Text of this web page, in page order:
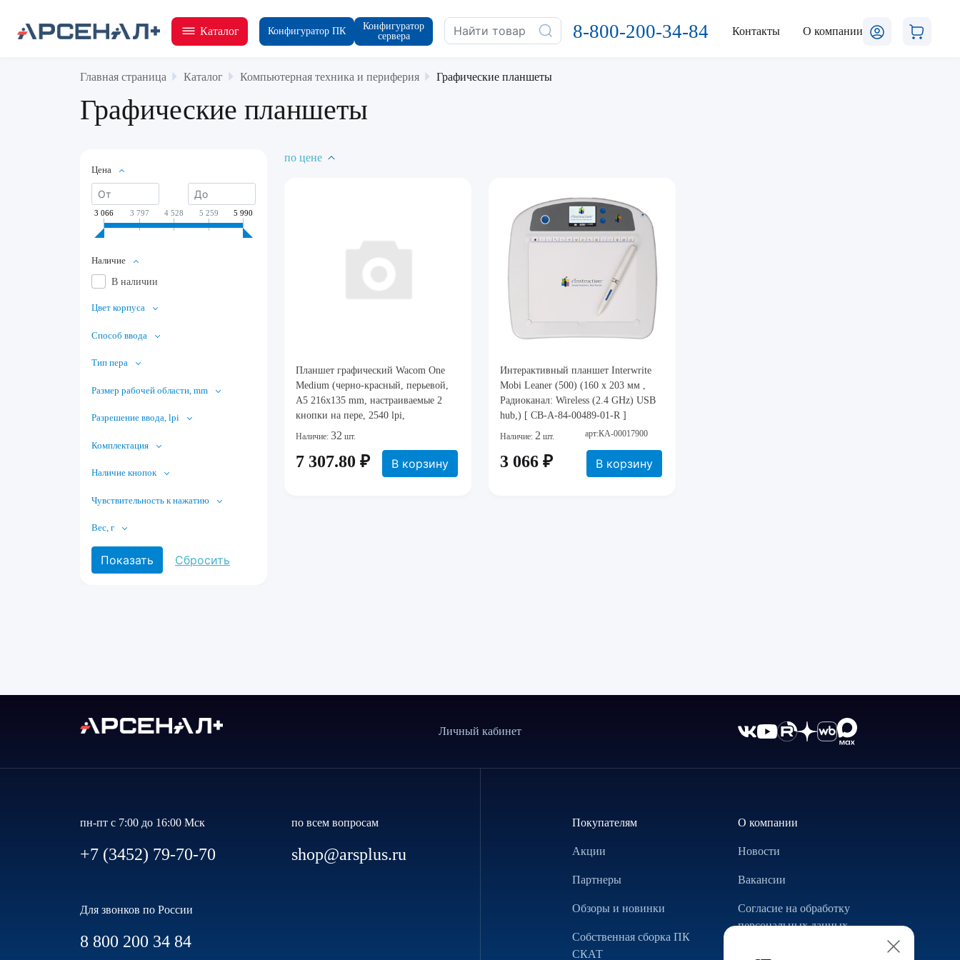
Каталог Конфигуратор ПК
Конфигуратор
сервера
8-800-200-34-84 Контакты О компании
Главная страница Каталог Компьютерная техника и периферия Графические планшеты
Графические планшеты
Цена
3 066 3 797 4 528 5 259 5 990
Наличие
В наличии
Цвет корпуса
Способ ввода
Тип пера
Размер рабочей области, mm
Разрешение ввода, lpi
Комплектация
Наличие кнопок
Чувствительность к нажатию
Вес, г
по цене
Планшет графический Wacom One
Medium (черно-красный, перьевой,
A5 216x135 mm, настраиваемые 2
кнопки на пере, 2540 lpi,
беспроводное перо, уровней 2048,
дополнительных наконечника,
пинцет для замены наконечника,
Наличие: 32 шт.
7 307.80 ₽ В корзину
Интерактивный планшет Interwrite
Mobi Leaner (500) (160 x 203 мм ,
Радиоканал: Wireless (2.4 GHz) USB
hub,) [ CB-A-84-00489-01-R ]
Наличие: 2 шт. арт:КА-00017900
3 066 ₽ В корзину
Личный кабинет
пн-пт с 7:00 до 16:00 Мск
+7 (3452) 79-70-70
по всем вопросам
shop@arsplus.ru
Для звонков по России
8 800 200 34 84
Покупателям
Акции
Партнеры
Обзоры и новинки
Собственная сборка ПК
СКАТ
О компании
Новости
Вакансии
Согласие на обработку
персональных данных